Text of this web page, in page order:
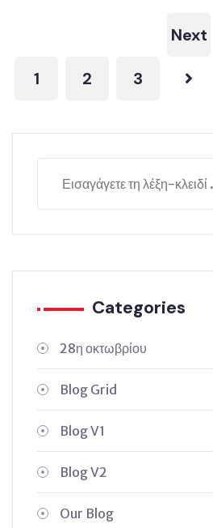
1 2 3
Next
Categories
28η οκτωβρίου
Blog Grid
Blog V1
Blog V2
Our Blog